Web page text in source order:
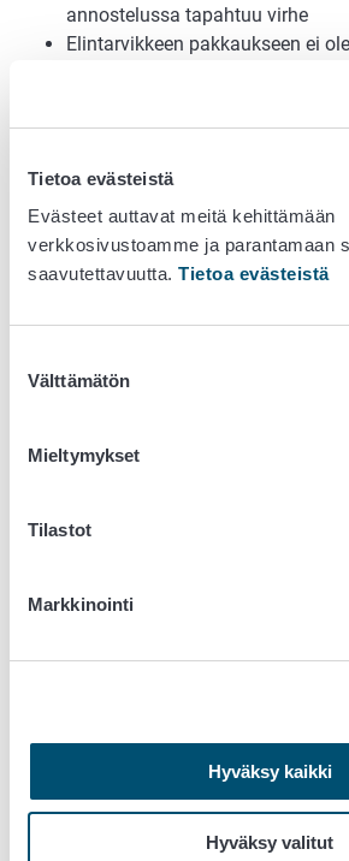
Tietoa evästeistä
Evästeet auttavat meitä kehittämään
verkkosivustoamme ja parantamaan
saavutettavuutta. Tietoa evästeistä
valinta
Välttämätön
Mieltymykset
Tilastot
Markkinointi
Hyväksy kaikki
Hyväksy valitut
annostelussa tapahtuu virhe
Elintarvikkeen pakkaukseen ei
raskaana olevat tai imettävät naiset,
vakavasti sairaat henkilöt, joiden
sairauden vuoksi alentunut.
liittyvästä omavalvonnasta.
tuottamastaan
hallintakeinot. Elintarvikealan
laadultaan sellaisia, että ne eivät
terveydelle eivätkä johda kuluttajaa